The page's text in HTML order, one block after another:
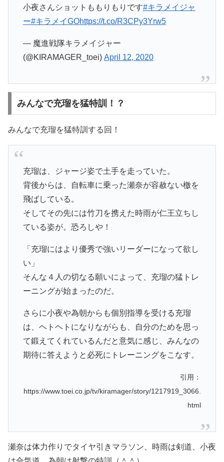
小夜さんショットももりもりです#キラメイジャ
ー#キラメイGOhttps://t.co/R3CPy3Yrw5
— 魔進戦隊キラメイジャー
(@KIRAMAGER_toei) April 12, 2020
みんなで充瑠を猛特訓！？
みんなで充瑠を猛特訓する回！
充瑠は、ジャージ姿で土手を走っていた。
背後からは、自転車に乗った瀬奈が容赦ない檄を
飛ばしている。
そしてその先には竹刀を携えた時雨が仁王立ちし
ている姿が。恐ろしや！
「充瑠にはより優秀で強いリーダーになって欲し
い」
そんな４人の切なる願いによって、充瑠の猛トレ
ーニングが始まったのだ。
さらに小夜や為朝からも個別指導を受ける充瑠
は、ヘトヘトになりながらも、自分のためを思っ
て鍛えてくれているんだと意気に感じ、みんなの
期待に答えようと必死にトレーニングをこなす。
引用：
https://www.toei.co.jp/tv/kiramager/story/1217919_3066.
html
瀬奈は体力作りでタイヤ引きマラソン、時雨は剣道、小夜